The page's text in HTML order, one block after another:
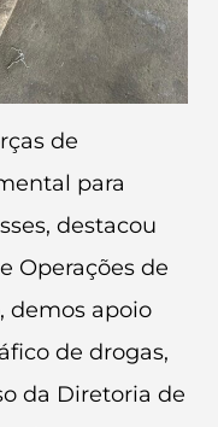
de
para
destacou
Operações de
demos apoio
de drogas,
da Diretoria de